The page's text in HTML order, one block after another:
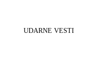
UDARNE VESTI